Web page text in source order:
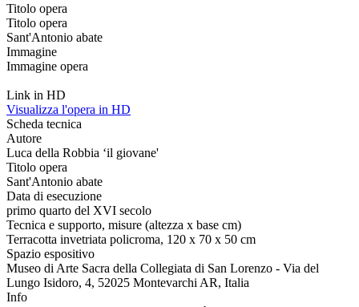
Titolo opera
Titolo opera
Sant'Antonio abate
Immagine
Immagine opera
Link in HD
Visualizza l'opera in HD
Scheda tecnica
Autore
Luca della Robbia ‘il giovane'
Titolo opera
Sant'Antonio abate
Data di esecuzione
primo quarto del XVI secolo
Tecnica e supporto, misure (altezza x base cm)
Terracotta invetriata policroma, 120 x 70 x 50 cm
Spazio espositivo
Museo di Arte Sacra della Collegiata di San Lorenzo - Via del
Lungo Isidoro, 4, 52025 Montevarchi AR, Italia
Info